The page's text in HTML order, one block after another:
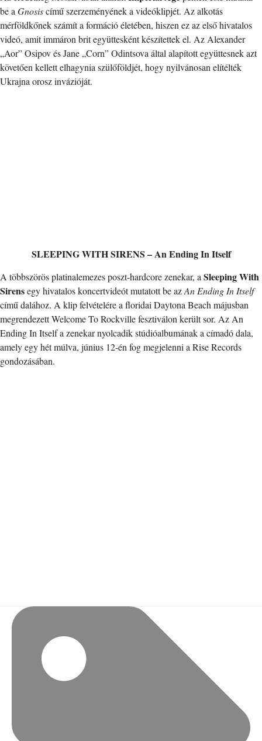
be aGnosiscímű szerzeményének a videóklipjét. Az alkotás
mérföldkőnek számít a formáció életében, hiszen ez az első hivatalos
videó, amit immáron brit együttesként készítettek el. Az Alexander
„Aor” Osipov és Jane „Corn” Odintsova által alapított együttesnek azt
követően kellett elhagynia szülőföldjét, hogy nyilvánosan elítélték
Ukrajna orosz invázióját.
SLEEPING WITH SIRENS – An Ending In Itself
A többszörös platinalemezes poszt-hardcore zenekar, a Sleeping With
Sirensegy hivatalos koncertvideót mutatott be azAn Ending In Itself
című dalához. A klip felvételére a floridai Daytona Beach májusban
megrendezett Welcome To Rockville fesztiválon került sor. Az An
Ending In Itself a zenekar nyolcadik stúdióalbumának a címadó dala,
amely egy hét múlva, június 12-én fog megjelenni a Rise Records
gondozásában.